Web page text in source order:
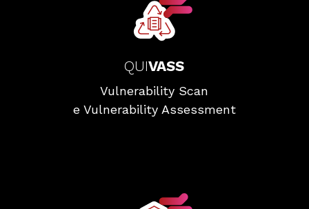
QUIVASS
Vulnerability Scan
e Vulnerability Assessment